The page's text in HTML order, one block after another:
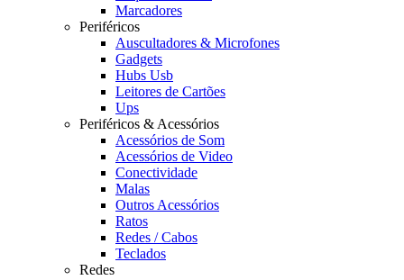
Marcadores
Periféricos
Auscultadores & Microfones
Gadgets
Hubs Usb
Leitores de Cartões
Ups
Periféricos & Acessórios
Acessórios de Som
Acessórios de Video
Conectividade
Malas
Outros Acessórios
Ratos
Redes / Cabos
Teclados
Redes